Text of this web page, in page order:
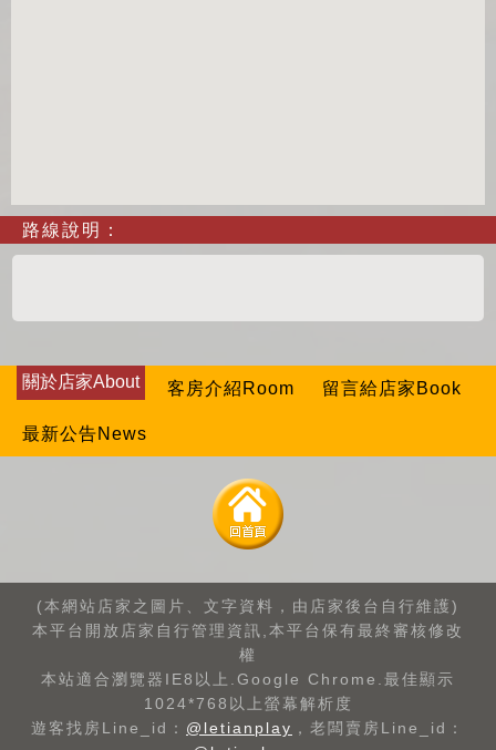
路線說明：
關於店家About 客房介紹Room 留言給店家Book
最新公告News
(本網站店家之圖片、文字資料，由店家後台自行維護)
本平台開放店家自行管理資訊,本平台保有最終審核修改
權
本站適合瀏覽器IE8以上.Google Chrome.最佳顯示
1024*768以上螢幕解析度
遊客找房Line_id： @letianplay ，老闆賣房Line_id：